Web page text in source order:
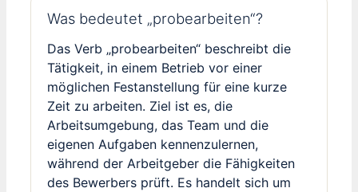
Was bedeutet „probearbeiten“?
Das Verb „probearbeiten“ beschreibt die
Tätigkeit, in einem Betrieb vor einer
möglichen Festanstellung für eine kurze
Zeit zu arbeiten. Ziel ist es, die
Arbeitsumgebung, das Team und die
eigenen Aufgaben kennenzulernen,
während der Arbeitgeber die Fähigkeiten
des Bewerbers prüft. Es handelt sich um